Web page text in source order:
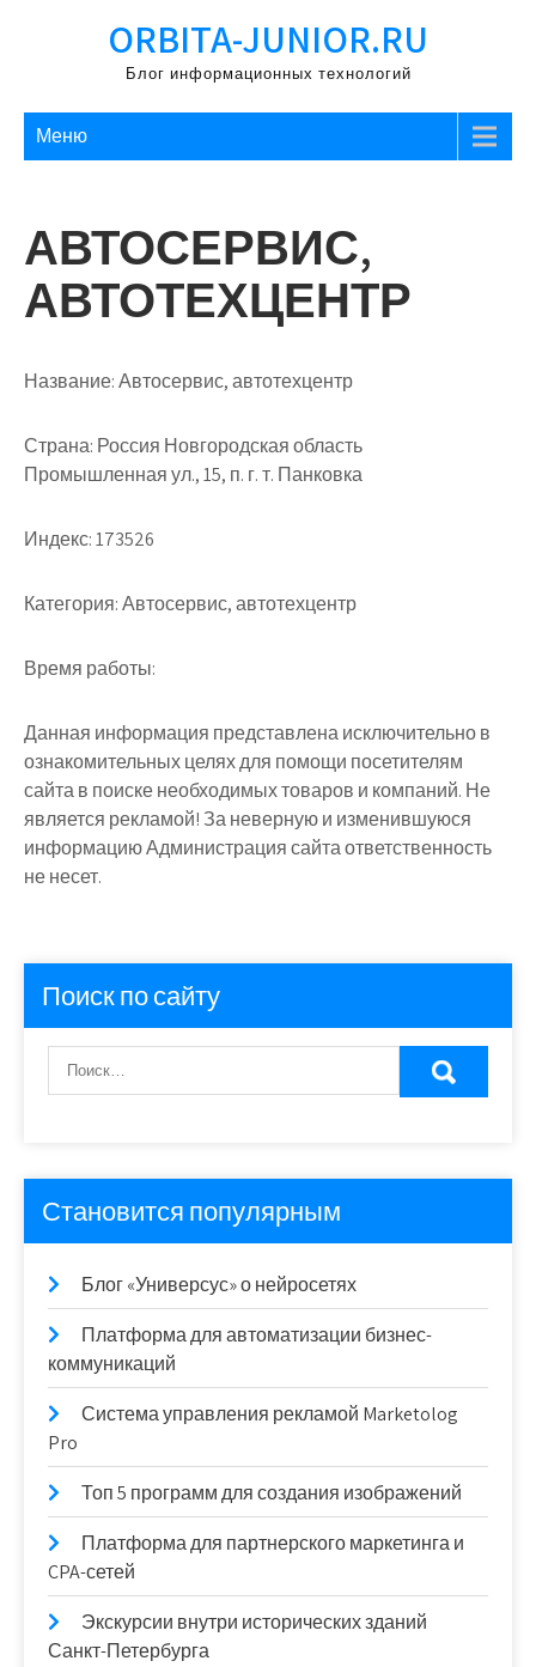
ORBITA-JUNIOR.RU
Блог информационных технологий
Меню
АВТОСЕРВИС,
АВТОТЕХЦЕНТР
Название:Автосервис, автотехцентр
Страна: Россия Новгородская область
Промышленная ул., 15, п. г. т. Панковка
Индекс:173526
Категория:Автосервис, автотехцентр
Время работы:
Данная информация представлена исключительно в
ознакомительных целях для помощи посетителям
сайта в поиске необходимых товаров и компаний. Не
является рекламой! За неверную и изменившуюся
информацию Администрация сайта ответственность
не несет.
Поиск по сайту
Становится популярным
Блог «Универсус» о нейросетях
Платформа для автоматизации бизнес-
коммуникаций
Система управления рекламой Marketolog
Pro
Топ 5 программ для создания изображений
Платформа для партнерского маркетинга и
CPA-сетей
Экскурсии внутри исторических зданий
Санкт-Петербурга